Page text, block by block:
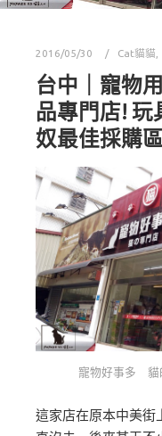
2016/05/30 Cat貓貓
台中｜寵物
品專門店! 玩
奴最佳採購
寵物好事多 貓
這家店在原本中美